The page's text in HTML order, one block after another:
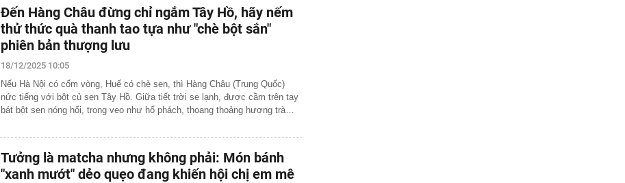
Đến Hàng Châu đừng chỉ ngắm Tây Hồ, hãy nếm
thử thức quà thanh tao tựa như "chè bột sắn"
phiên bản thượng lưu
18/12/2025 10:05
Nếu Hà Nội có cốm vòng, Huế có chè sen, thì Hàng Châu (Trung Quốc)
nức tiếng với bột củ sen Tây Hồ. Giữa tiết trời se lạnh, được cầm trên tay
bát bột sen nóng hổi, trong veo như hổ phách, thoang thoảng hương trà…
Tưởng là matcha nhưng không phải: Món bánh
"xanh mướt" dẻo quẹo đang khiến hội chị em mê